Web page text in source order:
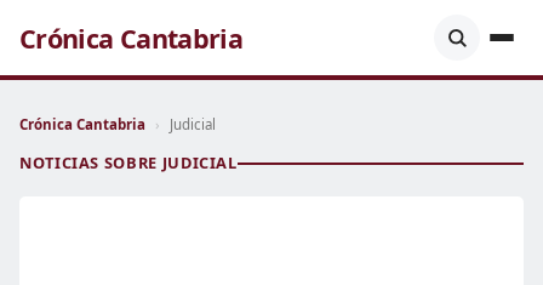
Crónica Cantabria
Crónica Cantabria › Judicial
NOTICIAS SOBRE JUDICIAL